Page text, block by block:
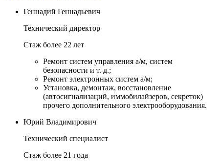
Геннадий Геннадьевич
Технический директор
Стаж более 22 лет
Ремонт систем управления а/м, систем
безопасности и т. д.;
Ремонт электронных систем а/м;
Установка, демонтаж, восстановление
(автосигнализаций, иммобилайзеров, секреток)
прочего дополнительного электрооборудования.
Юрий Владимирович
Технический специалист
Стаж более 21 года